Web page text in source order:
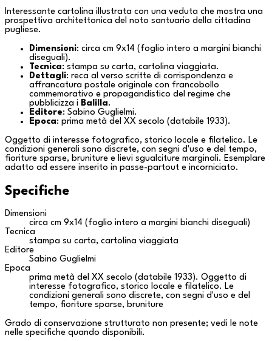
Interessante cartolina illustrata con una veduta che mostra una
prospettiva architettonica del noto santuario della cittadina
pugliese.
Dimensioni: circa cm 9x14 (foglio intero a margini bianchi
diseguali).
Tecnica: stampa su carta, cartolina viaggiata.
Dettagli: reca al verso scritte di corrispondenza e
affrancatura postale originale con francobollo
commemorativo e propagandistico del regime che
pubblicizza i Balilla.
Editore: Sabino Guglielmi.
Epoca: prima metà del XX secolo (databile 1933).
Oggetto di interesse fotografico, storico locale e filatelico. Le
condizioni generali sono discrete, con segni d'uso e del tempo,
fioriture sparse, bruniture e lievi sgualciture marginali. Esemplare
adatto ad essere inserito in passe-partout e incorniciato.
Specifiche
Dimensioni
circa cm 9x14 (foglio intero a margini bianchi diseguali)
Tecnica
stampa su carta, cartolina viaggiata
Editore
Sabino Guglielmi
Epoca
prima metà del XX secolo (databile 1933). Oggetto di
interesse fotografico, storico locale e filatelico. Le
condizioni generali sono discrete, con segni d'uso e del
tempo, fioriture sparse, bruniture
Grado di conservazione strutturato non presente; vedi le note
nelle specifiche quando disponibili.